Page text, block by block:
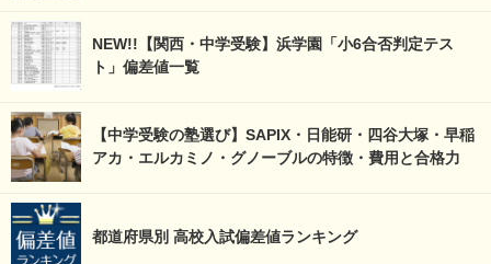
NEW!!【関西・中学受験】浜学園「小6合否判定テス
ト」偏差値一覧
【中学受験の塾選び】SAPIX・日能研・四谷大塚・早稲
アカ・エルカミノ・グノーブルの特徴・費用と合格力
都道府県別 高校入試偏差値ランキング